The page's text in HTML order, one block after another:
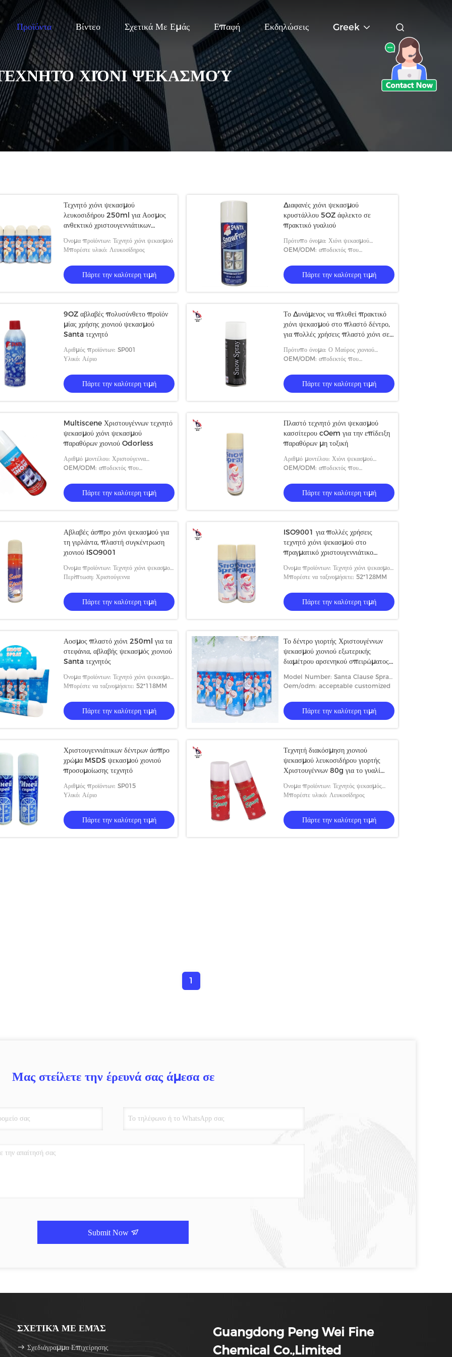
Προϊόντα Βίντεο Σχετικά Με Εμάς Επαφή Εκδηλώσεις Greek
ΧΙΌΝΙ ΨΕΚΑΣΜΟΎ
χιονιού
τη διακόσμηση του
δέντρου και των
καλύτερη τιμή
Πολυσύνθετο τεχνητό χιόνι ψεκασμού για
μη τοξικό αβλαβή παραθύρων
Πάρτε την καλύτερη τιμή
Τεχνητό χιόνι ψεκασμού
λευκοσιδήρου 250ml για Αοσμος
ανθεκτικό χριστουγεννιάτικων
Όνομα προϊόντων: Τεχνητό χιόνι ψεκασμού
Μπορέστε υλικό: Λευκοσίδηρος
Πάρτε την καλύτερη τιμή
Διαφανές χιόνι ψεκασμού
κρυστάλλου 5OZ άφλεκτο σε
πρακτικό γυαλιού
Πρότυπο όνομα: Χιόνι ψεκασμού
κρυστάλλου πάγου Santa Decoraton
OEM/ODM: αποδεκτός που
Πάρτε την καλύτερη τιμή
9OZ αβλαβές πολυσύνθετο προϊόν
μίας χρήσης χιονιού ψεκασμού
Santa τεχνητό
Αριθμός προϊόντων: SP001
Υλικό: Αέριο
Πάρτε την καλύτερη τιμή
Το Δυνάμενος να πλυθεί πρακτικό
χιόνι ψεκασμού στο πλαστό δέντρο,
για πολλές χρήσεις πλαστό χιόνι σε
Πρότυπο όνομα: Ο Μαύρος χιονιού
ψεκασμού κόμματος μπορεί
OEM/ODM: αποδεκτός που
Πάρτε την καλύτερη τιμή
Multiscene Χριστουγέννων τεχνητό
ψεκασμού χιόνι ψεκασμού
παραθύρων χιονιού Odorless
Αριθμό μοντέλου: Χριστούγεννα
ψεκασμός-στο χιόνι
OEM/ODM: αποδεκτός που
Πάρτε την καλύτερη τιμή
Πλαστό τεχνητό χιόνι ψεκασμού
κασσίτερου cOem για την επίδειξη
παραθύρων μη τοξική
Αριθμό μοντέλου: Χιόνι ψεκασμού
χειμερινών χωρών των θαυμάτων
OEM/ODM: αποδεκτός που
Πάρτε την καλύτερη τιμή
Αβλαβές άσπρο χιόνι ψεκασμού για
τη γιρλάντα, πλαστή συγκέντρωση
χιονιού ISO9001
Όνομα προϊόντων: Τεχνητό χιόνι ψεκασμού
με τα διάτρητα
Περίπτωση: Χριστούγεννα
Πάρτε την καλύτερη τιμή
ISO9001 για πολλές χρήσεις
τεχνητό χιόνι ψεκασμού στο
πραγματικό χριστουγεννιάτικο
Όνομα προϊόντων: Τεχνητό χιόνι ψεκασμού
χιονανθρώπων
Μπορέστε να ταξινομήσετε: 52*128MM
Πάρτε την καλύτερη τιμή
Αοσμος πλαστό χιόνι 250ml για τα
στεφάνια, αβλαβής ψεκασμός χιονιού
Santa τεχνητός
Όνομα προϊόντων: Τεχνητό χιόνι ψεκασμού
Santa
Μπορέστε να ταξινομήσετε: 52*118MM
Πάρτε την καλύτερη τιμή
Το δέντρο γιορτής Χριστουγέννων
ψεκασμού χιονιού εξωτερικής
διαμέτρου αρσενηκού σπειρώματος
καθρεφτών παραθύρων γυαλιού
στεφανιών
Model Number: Santa Clause Spray
Snow
Oem/odm: acceptable customized
Πάρτε την καλύτερη τιμή
Χριστουγεννιάτικων δέντρων άσπρο
χρώμα MSDS ψεκασμού χιονιού
προσομοίωσης τεχνητό
Αριθμός προϊόντων: SP015
Υλικό: Αέριο
Πάρτε την καλύτερη τιμή
Τεχνητή διακόσμηση χιονιού
ψεκασμού λευκοσιδήρου γιορτής
Χριστουγέννων 80g για το γυαλί
Όνομα προϊόντων: Τεχνητός ψεκασμός
χιονιού διακοσμήσεων για το γυαλί
Μπορέστε υλικό: Λευκοσίδηρος
Πάρτε την καλύτερη τιμή
1
Μας στείλετε την έρευνά σας άμεσα σε
Submit Now
ΣΧΕΤΙΚΆ ΜΕ ΕΜΆΣ
Σχεδιάγραμμα Επιχείρησης
Guangdong Peng Wei Fine
Chemical Co.,Limited